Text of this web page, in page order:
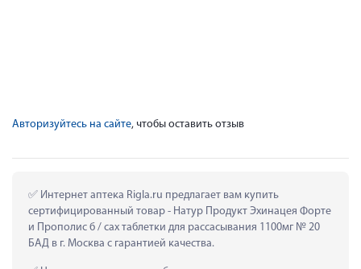
Авторизуйтесь на сайте, чтобы оставить отзыв
Интернет аптека Rigla.ru предлагает вам купить
сертифицированный товар - Натур Продукт Эхинацея Форте
и Прополис б / сах таблетки для рассасывания 1100мг № 20
БАД в г. Москва с гарантией качества.